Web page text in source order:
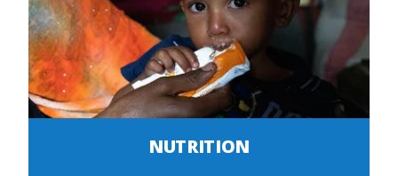
NUTRITION